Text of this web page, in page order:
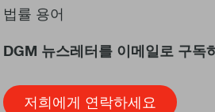
법률 용어
DGM 뉴스레터를 이메일로 구독
저희에게 연락하세요